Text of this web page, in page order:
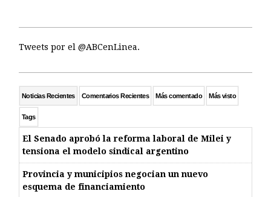
Tweets por el @ABCenLinea.
Noticias Recientes Comentarios Recientes Más comentado Más visto
Tags
El Senado aprobó la reforma laboral de Milei y
tensiona el modelo sindical argentino
Provincia y municipios negocian un nuevo
esquema de financiamiento